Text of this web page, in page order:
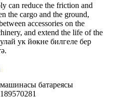
can reduce the friction and
the cargo and the ground,
accessories on the
and extend the life of the
ук ​​йөкне билгеле бер